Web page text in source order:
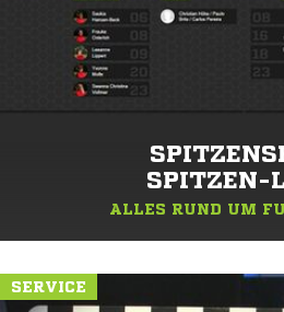
SPITZEN-
ALLES RUND UM
SERVICE